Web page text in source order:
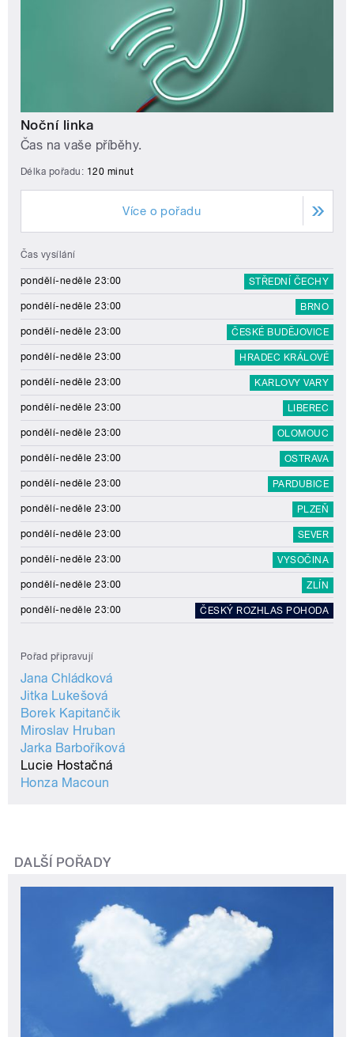
Noční linka
Čas na vaše příběhy.
Délka pořadu: 120 minut
Více o pořadu
Čas vysílání
pondělí-neděle 23:00 STŘEDNÍ ČECHY
pondělí-neděle 23:00 BRNO
pondělí-neděle 23:00 ČESKÉ BUDĚJOVICE
pondělí-neděle 23:00 HRADEC KRÁLOVÉ
pondělí-neděle 23:00 KARLOVY VARY
pondělí-neděle 23:00 LIBEREC
pondělí-neděle 23:00 OLOMOUC
pondělí-neděle 23:00 OSTRAVA
pondělí-neděle 23:00 PARDUBICE
pondělí-neděle 23:00 PLZEŇ
pondělí-neděle 23:00 SEVER
pondělí-neděle 23:00 VYSOČINA
pondělí-neděle 23:00 ZLÍN
pondělí-neděle 23:00 ČESKÝ ROZHLAS POHODA
Pořad připravují
Jana Chládková
Jitka Lukešová
Borek Kapitančik
Miroslav Hruban
Jarka Barboříková
Lucie Hostačná
Honza Macoun
DALŠÍ POŘADY